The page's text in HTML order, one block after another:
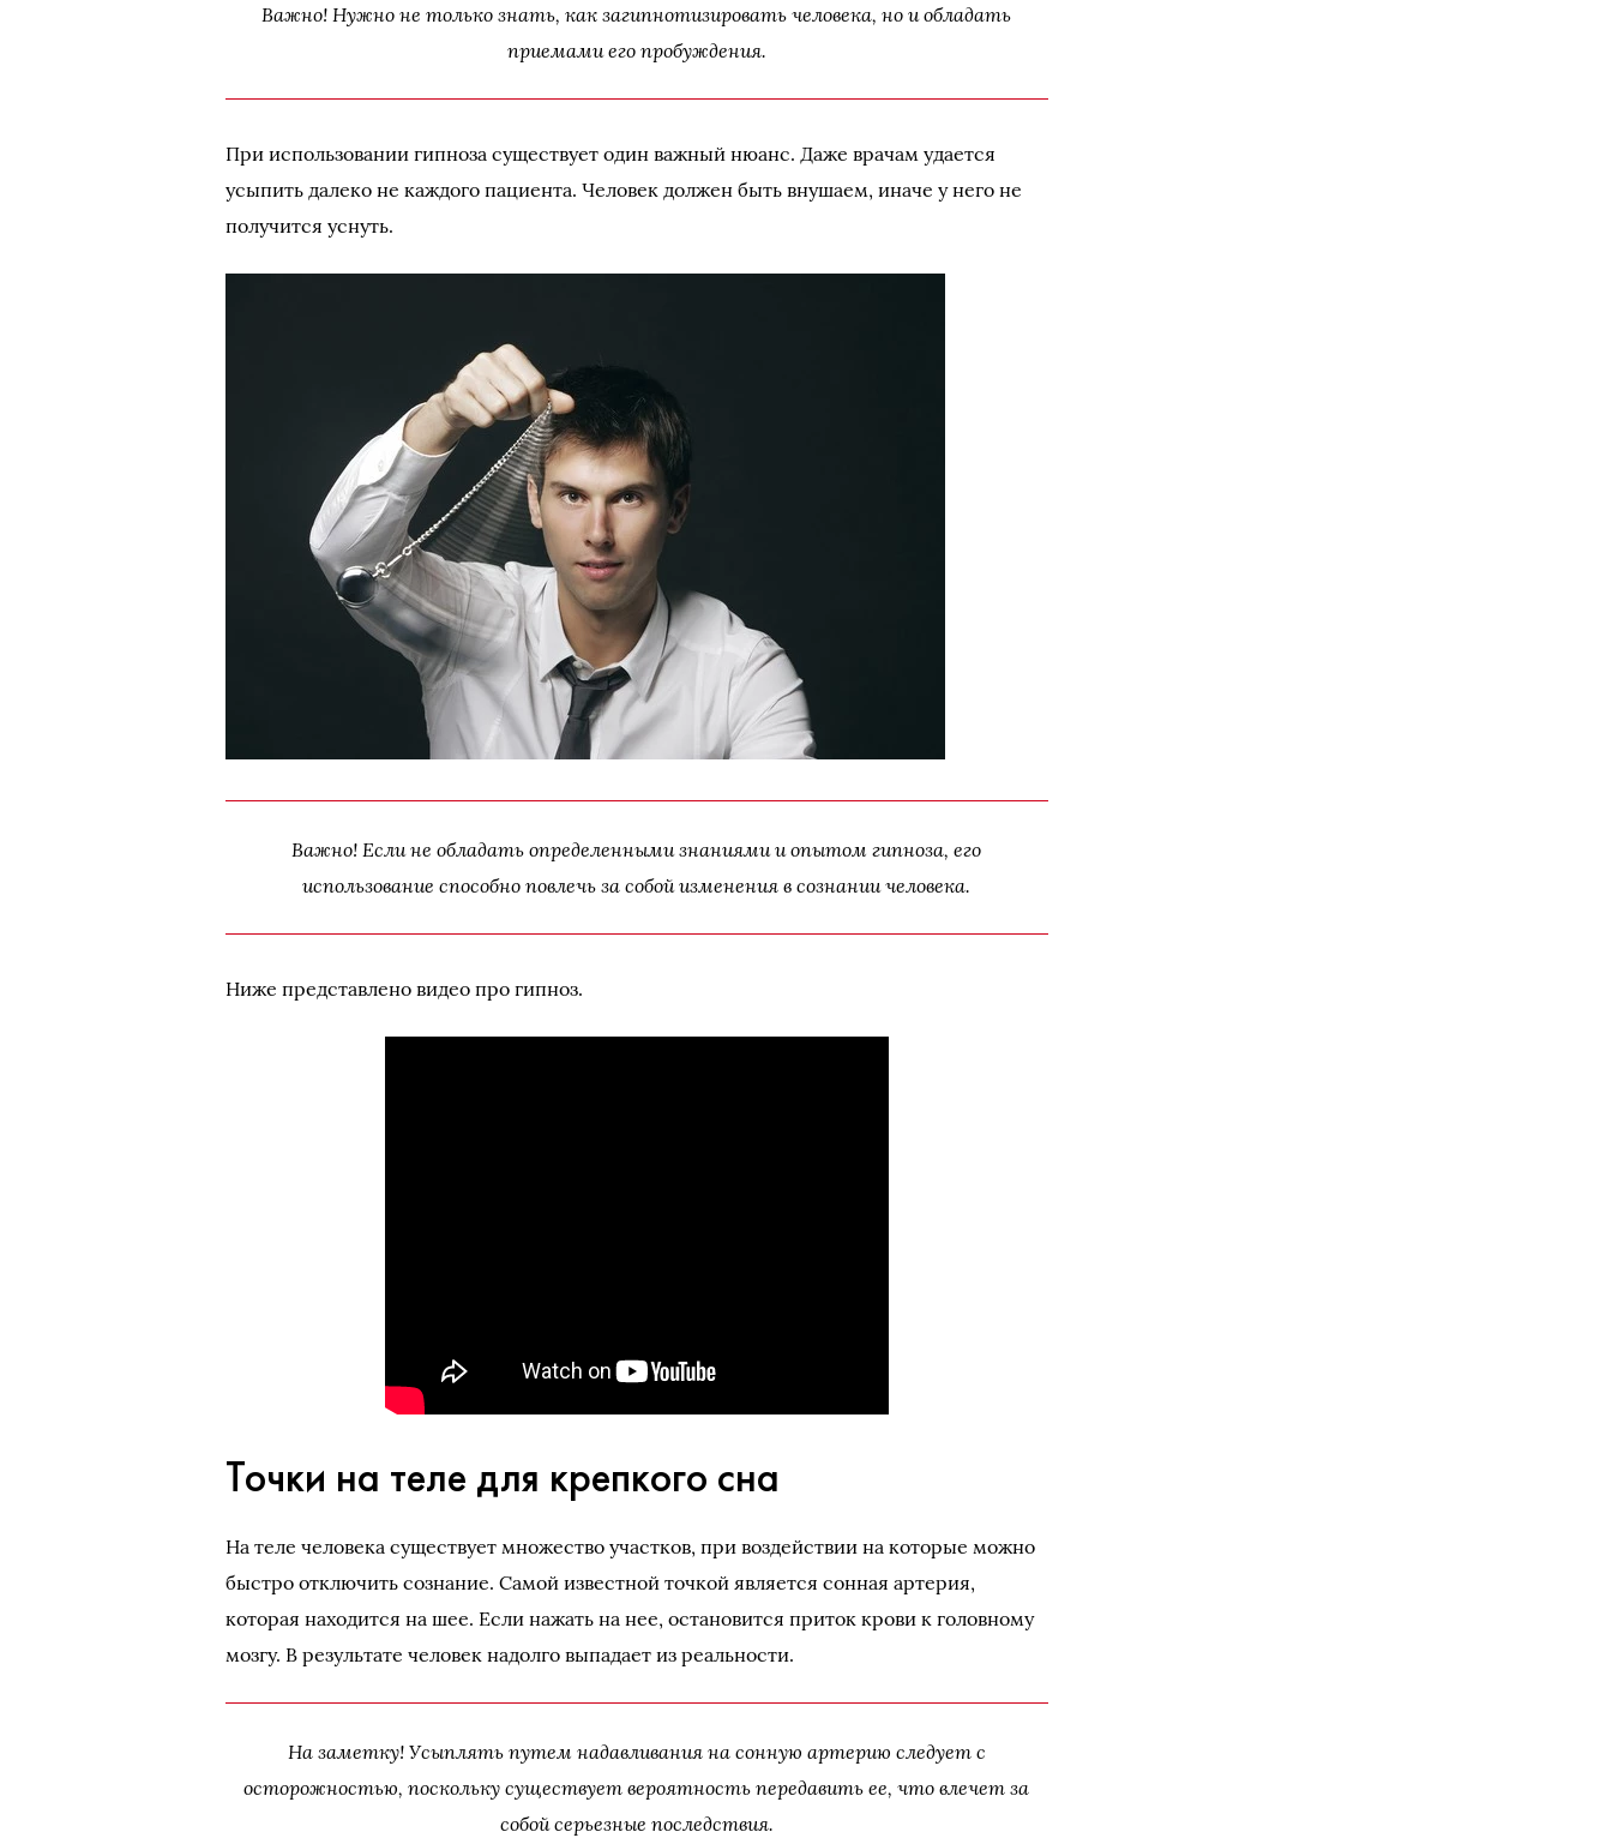
Важно! Нужно не только знать, как загипнотизировать человека, но и обладать
приемами его пробуждения.
При использовании гипноза существует один важный нюанс. Даже врачам удается
усыпить далеко не каждого пациента. Человек должен быть внушаем, иначе у него не
получится уснуть.
Важно! Если не обладать определенными знаниями и опытом гипноза, его
использование способно повлечь за собой изменения в сознании человека.
Ниже представлено видео про гипноз.
Точки на теле для крепкого сна
На теле человека существует множество участков, при воздействии на которые можно
быстро отключить сознание. Самой известной точкой является сонная артерия,
которая находится на шее. Если нажать на нее, остановится приток крови к головному
мозгу. В результате человек надолго выпадает из реальности.
На заметку! Усыплять путем надавливания на сонную артерию следует с
осторожностью, поскольку существует вероятность передавить ее, что влечет за
собой серьезные последствия.